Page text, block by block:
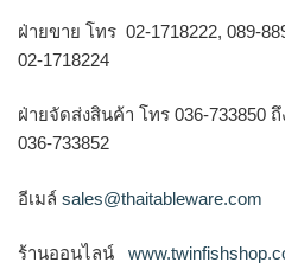
ฝ่ายขาย โทร 02-1718222, 089-
02-1718224
ฝ่ายจัดส่งสินค้า โทร 036-733850
036-733852
อีเมล์ sales@thaitableware.com
ร้านออนไลน์